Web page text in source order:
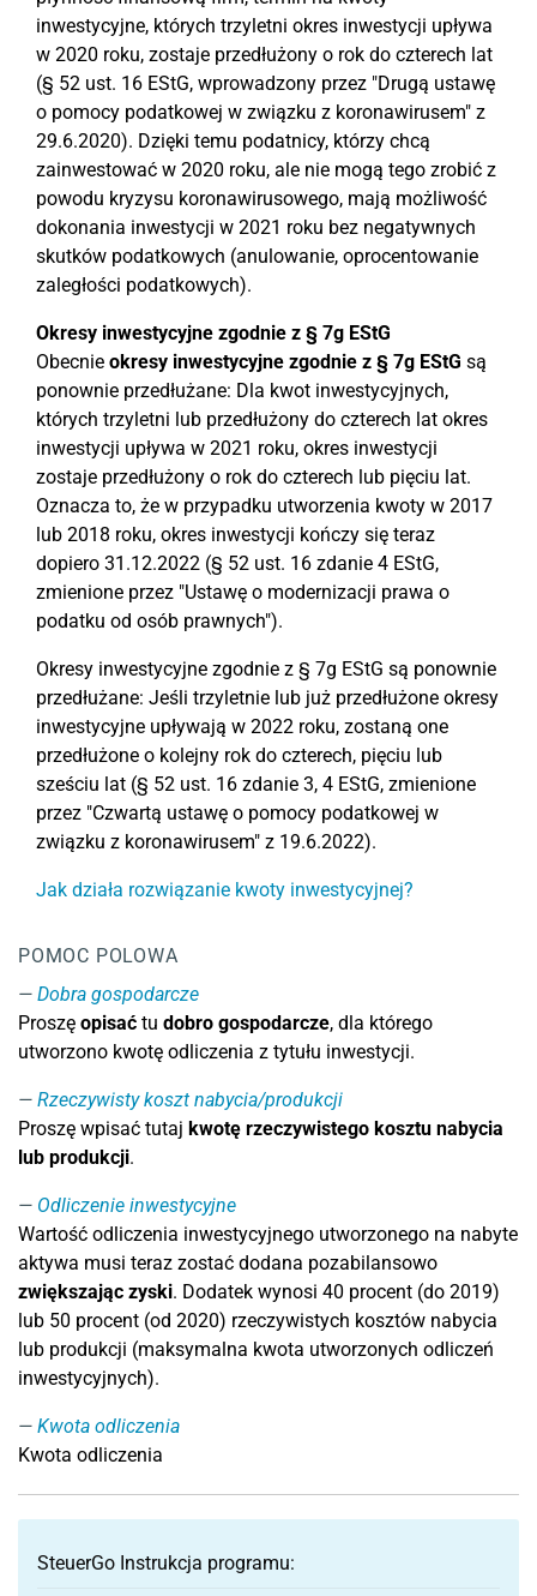
inwestycyjne, których trzyletni okres inwestycji upływa
w 2020 roku, zostaje przedłużony o rok do czterech lat
(§ 52 ust. 16 EStG, wprowadzony przez "Drugą ustawę
o pomocy podatkowej w związku z koronawirusem" z
29.6.2020). Dzięki temu podatnicy, którzy chcą
zainwestować w 2020 roku, ale nie mogą tego zrobić z
powodu kryzysu koronawirusowego, mają możliwość
dokonania inwestycji w 2021 roku bez negatywnych
skutków podatkowych (anulowanie, oprocentowanie
zaległości podatkowych).
Okresy inwestycyjne zgodnie z § 7g EStG
Obecnie okresy inwestycyjne zgodnie z § 7g EStG są
ponownie przedłużane: Dla kwot inwestycyjnych,
których trzyletni lub przedłużony do czterech lat okres
inwestycji upływa w 2021 roku, okres inwestycji
zostaje przedłużony o rok do czterech lub pięciu lat.
Oznacza to, że w przypadku utworzenia kwoty w 2017
lub 2018 roku, okres inwestycji kończy się teraz
dopiero 31.12.2022 (§ 52 ust. 16 zdanie 4 EStG,
zmienione przez "Ustawę o modernizacji prawa o
podatku od osób prawnych").
Okresy inwestycyjne zgodnie z § 7g EStG są ponownie
przedłużane: Jeśli trzyletnie lub już przedłużone okresy
inwestycyjne upływają w 2022 roku, zostaną one
przedłużone o kolejny rok do czterech, pięciu lub
sześciu lat (§ 52 ust. 16 zdanie 3, 4 EStG, zmienione
przez "Czwartą ustawę o pomocy podatkowej w
związku z koronawirusem" z 19.6.2022).
Jak działa rozwiązanie kwoty inwestycyjnej?
POMOC POLOWA
Dobra gospodarcze
Proszę opisać tu dobro gospodarcze, dla którego
utworzono kwotę odliczenia z tytułu inwestycji.
Rzeczywisty koszt nabycia/produkcji
Proszę wpisać tutaj kwotę rzeczywistego kosztu nabycia
lub produkcji.
Odliczenie inwestycyjne
Wartość odliczenia inwestycyjnego utworzonego na nabyte
aktywa musi teraz zostać dodana pozabilansowo
zwiększając zyski. Dodatek wynosi 40 procent (do 2019)
lub 50 procent (od 2020) rzeczywistych kosztów nabycia
lub produkcji (maksymalna kwota utworzonych odliczeń
inwestycyjnych).
Kwota odliczenia
Kwota odliczenia
SteuerGo Instrukcja programu: